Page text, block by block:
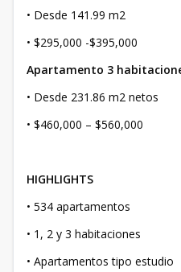
• Desde 141.99 m2
• $295,000 -$395,000
Apartamento 3
• Desde 231.86 m2 netos
• $460,000 – $560,000
HIGHLIGHTS
• 534 apartamentos
• 1, 2 y 3 habitaciones
• Apartamentos tipo estudio